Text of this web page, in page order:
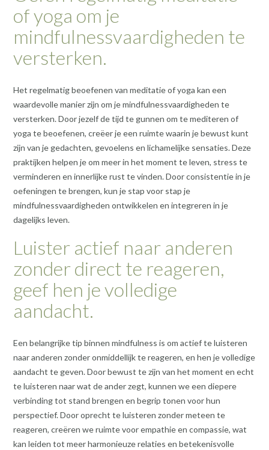
of yoga om je
mindfulnessvaardigheden te
versterken.
Het regelmatig beoefenen van meditatie of yoga kan een
waardevolle manier zijn om je mindfulnessvaardigheden te
versterken. Door jezelf de tijd te gunnen om te mediteren of
yoga te beoefenen, creëer je een ruimte waarin je bewust kunt
zijn van je gedachten, gevoelens en lichamelijke sensaties. Deze
praktijken helpen je om meer in het moment te leven, stress te
verminderen en innerlijke rust te vinden. Door consistentie in je
oefeningen te brengen, kun je stap voor stap je
mindfulnessvaardigheden ontwikkelen en integreren in je
dagelijks leven.
Luister actief naar anderen
zonder direct te reageren,
geef hen je volledige
aandacht.
Een belangrijke tip binnen mindfulness is om actief te luisteren
naar anderen zonder onmiddellijk te reageren, en hen je volledige
aandacht te geven. Door bewust te zijn van het moment en echt
te luisteren naar wat de ander zegt, kunnen we een diepere
verbinding tot stand brengen en begrip tonen voor hun
perspectief. Door oprecht te luisteren zonder meteen te
reageren, creëren we ruimte voor empathie en compassie, wat
kan leiden tot meer harmonieuze relaties en betekenisvolle